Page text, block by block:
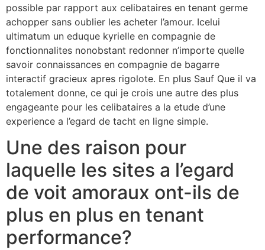
possible par rapport aux celibataires en tenant germe
achopper sans oublier les acheter l’amour. Icelui
ultimatum un eduque kyrielle en compagnie de
fonctionnalites nonobstant redonner n’importe quelle
savoir connaissances en compagnie de bagarre
interactif gracieux apres rigolote. En plus Sauf Que il va
totalement donne, ce qui je crois une autre des plus
engageante pour les celibataires a la etude d’une
experience a l’egard de tacht en ligne simple.
Une des raison pour
laquelle les sites a l’egard
de voit amoraux ont-ils de
plus en plus en tenant
performance?